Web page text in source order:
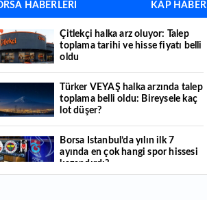
istihdam rakamları açıklandı
Çitlekçi halka arz oluyor: Talep toplama
ve hisse fiyatı belli oldu
istediğini savundu
Boğaz’ın kıtaları birleştiren ruhu Memorial
Hafta sonu hava nasıl olacak?
HABERLERİ KAP HABER
Çitlekçi halka arz oluyor: Talep
toplama tarihi ve hisse fiyatı belli
oldu
Türker VEYAŞ halka arzında talep
toplama belli oldu: Bireysele kaç
lot düşer?
Borsa İstanbul’da yılın ilk 7
ayında en çok hangi spor hissesi
kazandırdı?